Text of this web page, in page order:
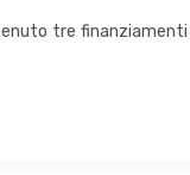
tre finanziamenti